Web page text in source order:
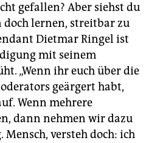
gefallen? Aber siehst du
doch lernen, streitbar zu
Dietmar Ringel ist
mit seinem
„Wenn ihr euch über die
geärgert habt,
Wenn mehrere
dann nehmen wir dazu
Mensch, versteh doch: ich